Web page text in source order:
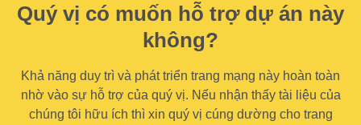
Quý vị có muốn hỗ trợ dự án này
không?
Khả năng duy trì và phát triển trang mạng này hoàn toàn
nhờ vào sự hỗ trợ của quý vị. Nếu nhận thấy tài liệu của
chúng tôi hữu ích thì xin quý vị cúng dường cho trang